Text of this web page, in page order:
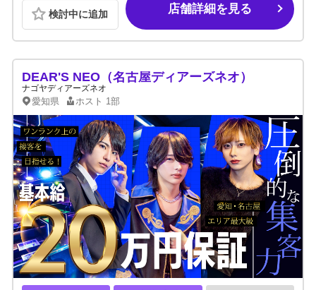
検討中に追加 店舗詳細を見る
DEAR'S NEO（名古屋ディアーズネオ）
ナゴヤディアーズネオ
愛知県 ホスト 1部